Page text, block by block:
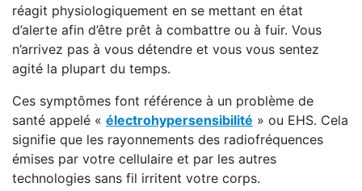
réagit physiologiquement en se mettant en état
d’alerte afin d’être prêt à combattre ou à fuir. Vous
n’arrivez pas à vous détendre et vous vous sentez
agité la plupart du temps.
Ces symptômes font référence à un problème de
santé appelé « électrohypersensibilité » ou EHS. Cela
signifie que les rayonnements des radiofréquences
émises par votre cellulaire et par les autres
technologies sans fil irritent votre corps.